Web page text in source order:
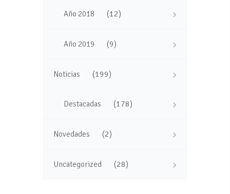
Año 2018 (12)
Año 2019 (9)
Noticias (199)
Destacadas (178)
Novedades (2)
Uncategorized (28)